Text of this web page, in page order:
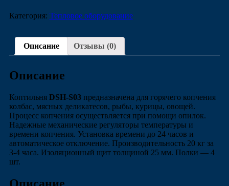
Категория: Тепловое оборудование
Описание Отзывы (0)
Описание
Коптильня DSH-S03предназначена для горячего копчения
колбас, мясных деликатесов, рыбы, курицы, овощей.
Процесс копчения осуществляется при помощи опилок.
Надежные механические регуляторы температуры и
времени копчения. Установка времени до 24 часов и
автоматическое отключение. Производительность 20 кг за
3-4 часа. Изоляционный щит толщиной 25 мм. Полки ― 4
шт.
Описание